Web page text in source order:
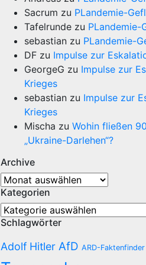
Sacrum zu PLandemie-
Tafelrunde zu PLandemie-
sebastian zu PLandemie-
DF zu Impulse zur
GeorgeG zu Impulse zur
Krieges
sebastian zu Impulse zur
Krieges
Mischa zu Wohin fließen
„Ukraine-Darlehen“?
Archive
Archive
Kategorien
Kategorien
Schlagwörter
Adolf Hitler AfD ARD-Faktenfinder